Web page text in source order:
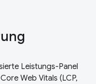
Leistungs-Panel
Web Vitals (LCP,